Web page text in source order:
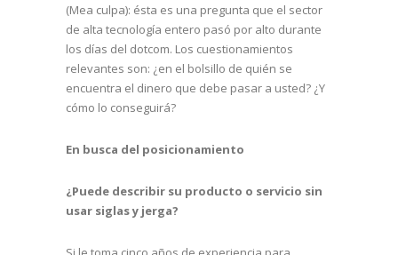
(Mea culpa): ésta es una pregunta que el sector
de alta tecnología entero pasó por alto durante
los días del dotcom. Los cuestionamientos
relevantes son: ¿en el bolsillo de quién se
encuentra el dinero que debe pasar a usted? ¿Y
cómo lo conseguirá?
En busca del posicionamiento
¿Puede describir su producto o servicio sin
usar siglas y jerga?